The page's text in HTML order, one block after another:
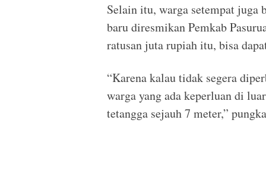
Selain itu, warga setempat juga
baru diresmikan Pemkab
ratusan juta rupiah itu, bisa
“Karena kalau tidak segera
warga yang ada keperluan di
tetangga sejauh 7 meter,”